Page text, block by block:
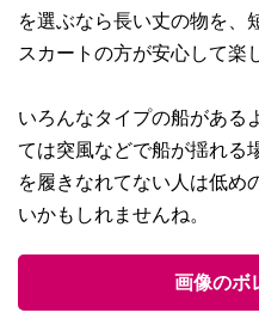
を選ぶなら長い丈の物を、
スカートの方が安心して楽
いろんなタイプの船がある
ては突風などで船が揺れる
を履きなれてない人は低め
いかもしれませんね。
画像のボ